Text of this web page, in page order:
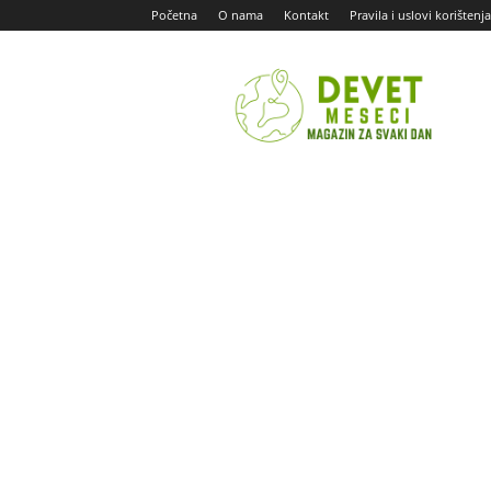
Početna O nama Kontakt Pravila i uslovi korištenja
Devet
Meseci